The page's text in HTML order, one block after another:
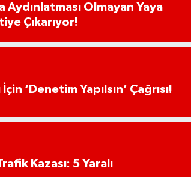
Aydınlatması Olmayan Yaya
Çıkarıyor!
‘Denetim Yapılsın’ Çağrısı!
Kazası: 5 Yaralı